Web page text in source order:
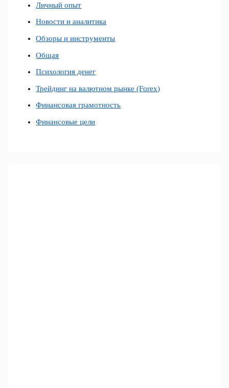
Личный опыт
Новости и аналитика
Обзоры и инструменты
Общая
Психология денег
Трейдинг на валютном рынке (Forex)
Финансовая грамотность
Финансовые цели